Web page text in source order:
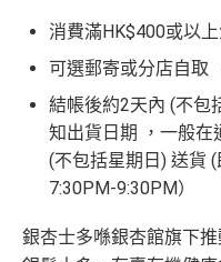
消費滿HK$400或以
可選郵寄或分店自取
結帳後約2天內 (不包
知出貨日期 ，一般在
(不包括星期日) 送貨
7:30PM-9:30PM）
銀杏士多喺銀杏館旗下